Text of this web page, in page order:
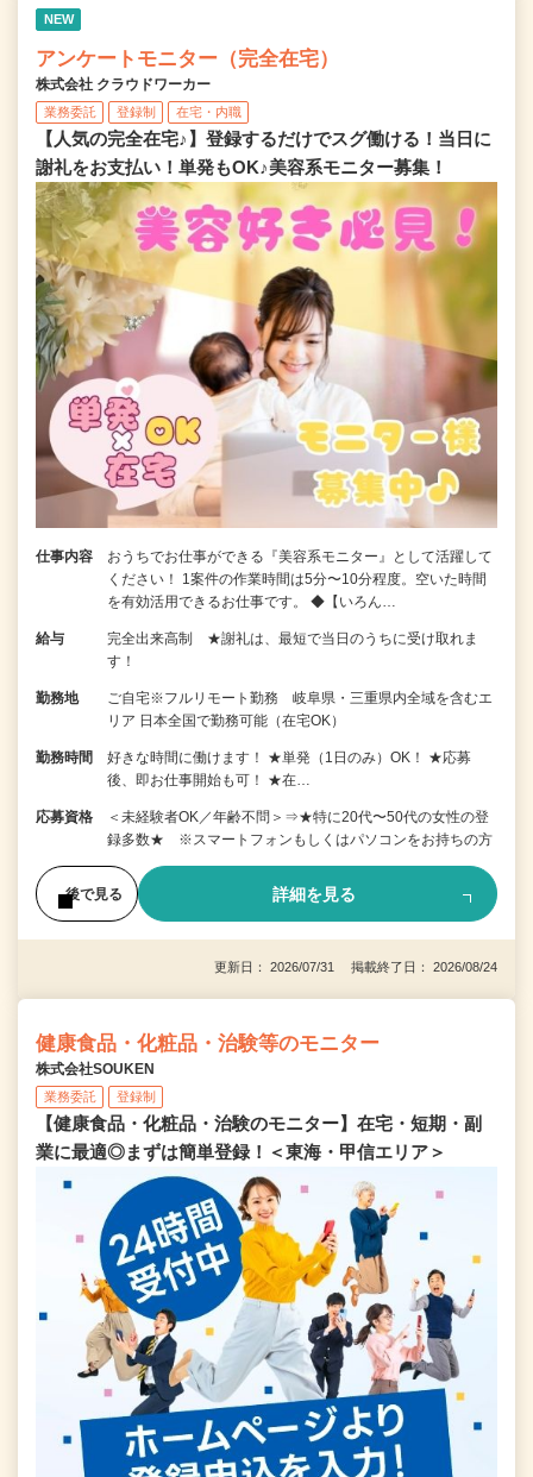
NEW
アンケートモニター（完全在宅）
株式会社 クラウドワーカー
業務委託 登録制 在宅・内職
【人気の完全在宅♪】登録するだけでスグ働ける！当日に
謝礼をお支払い！単発もOK♪美容系モニター募集！
仕事内容
おうちでお仕事ができる『美容系モニター』として活躍して
ください！ 1案件の作業時間は5分〜10分程度。空いた時間
を有効活用できるお仕事です。 ◆【いろん…
給与
完全出来高制 ★謝礼は、最短で当日のうちに受け取れま
す！
勤務地
ご自宅※フルリモート勤務 岐阜県・三重県内全域を含むエ
リア 日本全国で勤務可能（在宅OK）
勤務時間
好きな時間に働けます！ ★単発（1日のみ）OK！ ★応募
後、即お仕事開始も可！ ★在…
応募資格
＜未経験者OK／年齢不問＞⇒★特に20代〜50代の女性の登
録多数★ ※スマートフォンもしくはパソコンをお持ちの方
後で見る 詳細を見る
更新日： 2026/07/31 掲載終了日： 2026/08/24
健康食品・化粧品・治験等のモニター
株式会社SOUKEN
業務委託 登録制
【健康食品・化粧品・治験のモニター】在宅・短期・副
業に最適◎まずは簡単登録！＜東海・甲信エリア＞